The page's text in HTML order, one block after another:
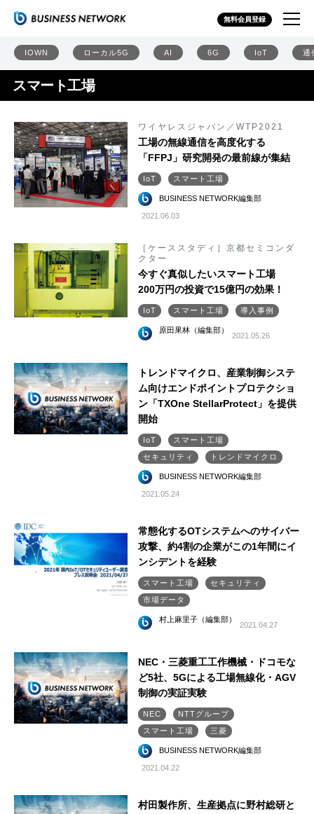
無料会員登録
IOWN ローカル5G AI 6G IoT 通
スマート工場
ワイヤレスジャパン／WTP2021
工場の無線通信を高度化する
「FFPJ」研究開発の最前線が集結
IoT スマート工場
BUSINESS NETWORK編集部
2021.06.03
［ケーススタディ］京都セミコンダ
クター
今すぐ真似したいスマート工場
200万円の投資で15億円の効果！
IoT スマート工場 導入事例
原田果林（編集部）
2021.05.26
トレンドマイクロ、産業制御システ
ム向けエンドポイントプロテクショ
ン「TXOne StellarProtect」を提供
開始
IoT
スマート工場
セキュリティ
トレンドマイクロ
BUSINESS NETWORK編集部
2021.05.24
常態化するOTシステムへのサイバー
攻撃、約4割の企業がこの1年間にイ
ンシデントを経験
スマート工場
セキュリティ
市場データ
村上麻里子（編集部）
2021.04.27
NEC・三菱重工工作機械・ドコモな
ど5社、5Gによる工場無線化・AGV
制御の実証実験
NEC
NTTグループ
スマート工場
三菱
BUSINESS NETWORK編集部
2021.04.22
村田製作所、生産拠点に野村総研と